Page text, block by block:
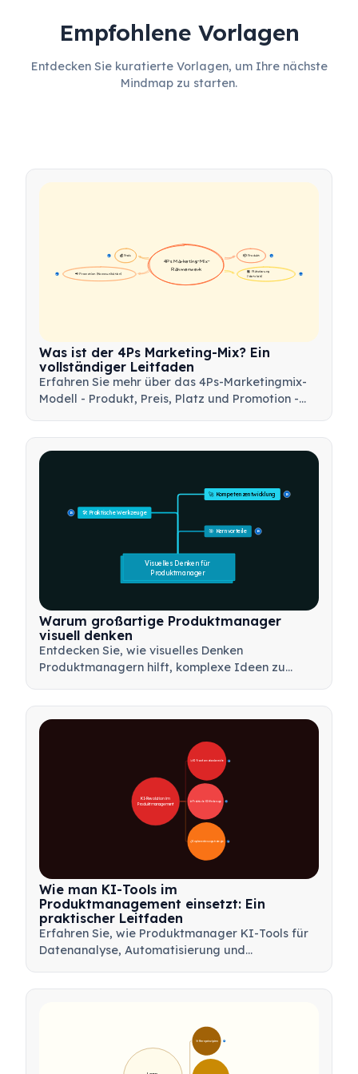
Empfohlene Vorlagen
Entdecken Sie kuratierte Vorlagen, um Ihre nächste
Mindmap zu starten.
📦 Produkt
💰 Preis
🏪 Platzierung
(Vertrieb)
17
📢 Promotion (Kommunikation)
17
4Ps Marketing-Mix-
Rahmenwerk
Was ist der 4Ps Marketing-Mix? Ein
vollständiger Leitfaden
Erfahren Sie mehr über das 4Ps-Marketingmix-
Modell - Produkt, Preis, Platz und Promotion -
Marketingstrategien zu entwickeln.
🎯 Kernvorteile 15
🛠️ Praktische Werkzeuge
15
🚀 Kompetenzentwicklung 15
Visuelles Denken für
Produktmanager
Warum großartige Produktmanager
visuell denken
Entdecken Sie, wie visuelles Denken
Produktmanagern hilft, komplexe Ideen zu
Mindmaps und Produktbäumen abzustimmen.
🚀 KI-Transformationsbereiche
🛠️ Praktische KI-Werkzeuge
📋 Implementierungsstrategie
KI-Revolution im
Produktmanagement
Wie man KI-Tools im
Produktmanagement einsetzt: Ein
praktischer Leitfaden
Erfahren Sie, wie Produktmanager KI-Tools für
Datenanalyse, Automatisierung und
🎯 Kernprinzipien 9